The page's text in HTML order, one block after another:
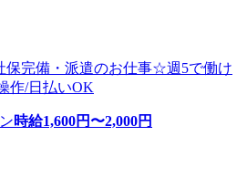
保完備・派遣のお仕事☆週5で働け
作/日払いOK
時給1,600円〜2,000円